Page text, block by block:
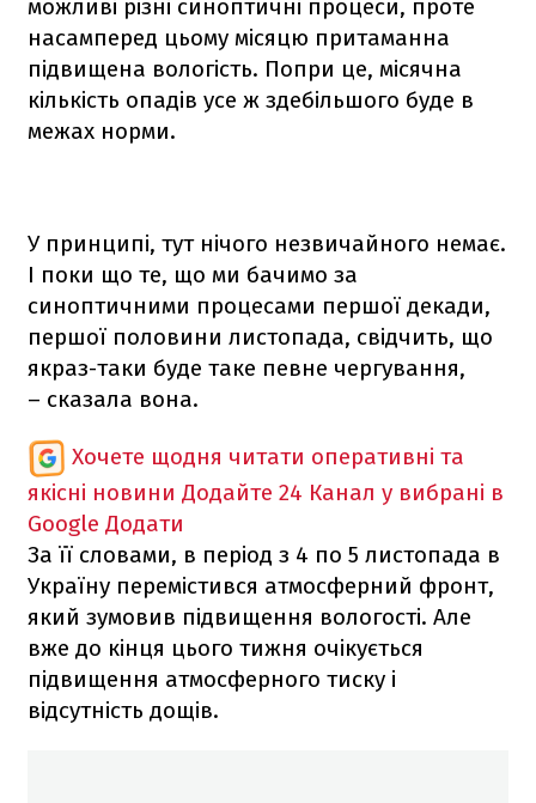
можливі різні синоптичні процеси, проте
насамперед цьому місяцю притаманна
підвищена вологість. Попри це, місячна
кількість опадів усе ж здебільшого буде в
межах норми.
У принципі, тут нічого незвичайного немає.
І поки що те, що ми бачимо за
синоптичними процесами першої декади,
першої половини листопада, свідчить, що
якраз-таки буде таке певне чергування,
– сказала вона.
Хочете щодня читати оперативні та
якісні новини Додайте 24 Канал у вибрані в
Google Додати
За її словами, в період з 4 по 5 листопада в
Україну перемістився атмосферний фронт,
який зумовив підвищення вологості. Але
вже до кінця цього тижня очікується
підвищення атмосферного тиску і
відсутність дощів.